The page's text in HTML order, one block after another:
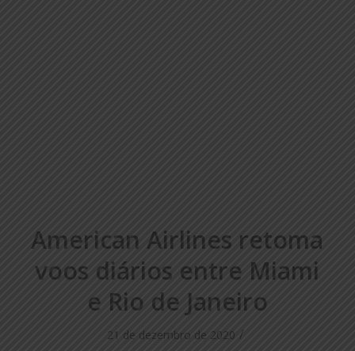
American Airlines retoma
voos diários entre Miami
e Rio de Janeiro
21 de dezembro de 2020 /